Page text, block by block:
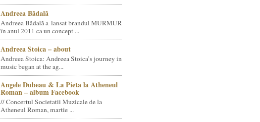
Andreea Bădală
Andreea Bădală a lansat brandul MURMUR
în anul 2011 ca un concept ...
Andreea Stoica – about
Andreea Stoica: Andreea Stoica’s journey in
music began at the ag...
Angele Dubeau & La Pieta la Atheneul
Roman – album Facebook
// Concertul Societatii Muzicale de la
Atheneul Roman, martie ...